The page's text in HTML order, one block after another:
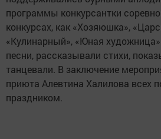
программы конкурсантки
конкурсах, как «Хозяюшка»,
«Кулинарный», «Юная
песни, рассказывали стихи,
танцевали. В заключение
приюта Алевтина Халилова всех
праздником.